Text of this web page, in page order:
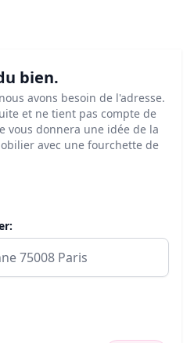
bien.
avons besoin de l'adresse.
et ne tient pas compte de
vous donnera une idée de la
avec une fourchette de